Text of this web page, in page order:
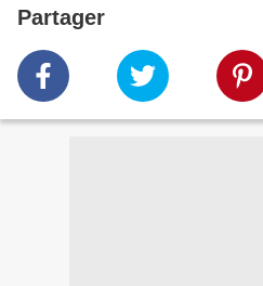
Partager